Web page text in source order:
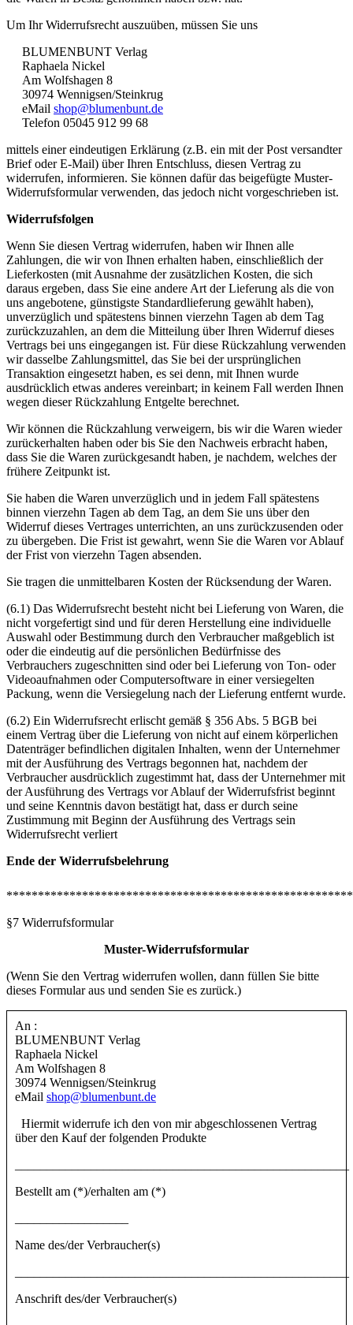
Um Ihr Widerrufsrecht auszuüben, müssen Sie uns
BLUMENBUNT Verlag
Raphaela Nickel
Am Wolfshagen 8
30974 Wennigsen/Steinkrug
eMail shop@blumenbunt.de
Telefon 05045 912 99 68
mittels einer eindeutigen Erklärung (z.B. ein mit der Post versandter
Brief oder E-Mail) über Ihren Entschluss, diesen Vertrag zu
widerrufen, informieren. Sie können dafür das beigefügte Muster-
Widerrufsformular verwenden, das jedoch nicht vorgeschrieben ist.
Widerrufsfolgen
Wenn Sie diesen Vertrag widerrufen, haben wir Ihnen alle
Zahlungen, die wir von Ihnen erhalten haben, einschließlich der
Lieferkosten (mit Ausnahme der zusätzlichen Kosten, die sich
daraus ergeben, dass Sie eine andere Art der Lieferung als die von
uns angebotene, günstigste Standardlieferung gewählt haben),
unverzüglich und spätestens binnen vierzehn Tagen ab dem Tag
zurückzuzahlen, an dem die Mitteilung über Ihren Widerruf dieses
Vertrags bei uns eingegangen ist. Für diese Rückzahlung verwenden
wir dasselbe Zahlungsmittel, das Sie bei der ursprünglichen
Transaktion eingesetzt haben, es sei denn, mit Ihnen wurde
ausdrücklich etwas anderes vereinbart; in keinem Fall werden Ihnen
wegen dieser Rückzahlung Entgelte berechnet.
Wir können die Rückzahlung verweigern, bis wir die Waren wieder
zurückerhalten haben oder bis Sie den Nachweis erbracht haben,
dass Sie die Waren zurückgesandt haben, je nachdem, welches der
frühere Zeitpunkt ist.
Sie haben die Waren unverzüglich und in jedem Fall spätestens
binnen vierzehn Tagen ab dem Tag, an dem Sie uns über den
Widerruf dieses Vertrages unterrichten, an uns zurückzusenden oder
zu übergeben. Die Frist ist gewahrt, wenn Sie die Waren vor Ablauf
der Frist von vierzehn Tagen absenden.
Sie tragen die unmittelbaren Kosten der Rücksendung der Waren.
(6.1) Das Widerrufsrecht besteht nicht bei Lieferung von Waren, die
nicht vorgefertigt sind und für deren Herstellung eine individuelle
Auswahl oder Bestimmung durch den Verbraucher maßgeblich ist
oder die eindeutig auf die persönlichen Bedürfnisse des
Verbrauchers zugeschnitten sind oder bei Lieferung von Ton- oder
Videoaufnahmen oder Computersoftware in einer versiegelten
Packung, wenn die Versiegelung nach der Lieferung entfernt wurde.
(6.2) Ein Widerrufsrecht erlischt gemäß § 356 Abs. 5 BGB bei
einem Vertrag über die Lieferung von nicht auf einem körperlichen
Datenträger befindlichen digitalen Inhalten, wenn der Unternehmer
mit der Ausführung des Vertrags begonnen hat, nachdem der
Verbraucher ausdrücklich zugestimmt hat, dass der Unternehmer mit
der Ausführung des Vertrags vor Ablauf der Widerrufsfrist beginnt
und seine Kenntnis davon bestätigt hat, dass er durch seine
Zustimmung mit Beginn der Ausführung des Vertrags sein
Widerrufsrecht verliert
Ende der Widerrufsbelehrung
§7 Widerrufsformular
Muster-Widerrufsformular
(Wenn Sie den Vertrag widerrufen wollen, dann füllen Sie bitte
dieses Formular aus und senden Sie es zurück.)
An :
BLUMENBUNT Verlag
Raphaela Nickel
Am Wolfshagen 8
30974 Wennigsen/Steinkrug
eMail shop@blumenbunt.de
Hiermit widerrufe ich den von mir abgeschlossenen Vertrag
über den Kauf der folgenden Produkte
Bestellt am (*)/erhalten am (*)
Name des/der Verbraucher(s)
Anschrift des/der Verbraucher(s)